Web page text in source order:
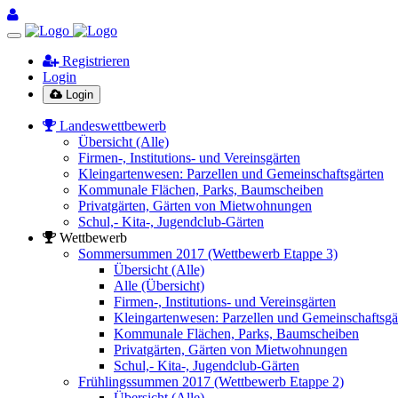
Registrieren
Login
Login
Landeswettbewerb
Übersicht (Alle)
Firmen-, Institutions- und Vereinsgärten
Kleingartenwesen: Parzellen und Gemeinschaftsgärten
Kommunale Flächen, Parks, Baumscheiben
Privatgärten, Gärten von Mietwohnungen
Schul,- Kita-, Jugendclub-Gärten
Wettbewerb
Sommersummen 2017 (Wettbewerb Etappe 3)
Übersicht (Alle)
Alle (Übersicht)
Firmen-, Institutions- und Vereinsgärten
Kleingartenwesen: Parzellen und
Kommunale Flächen, Parks, Baumscheiben
Privatgärten, Gärten von Mietwohnungen
Schul,- Kita-, Jugendclub-Gärten
Frühlingssummen 2017 (Wettbewerb Etappe 2)